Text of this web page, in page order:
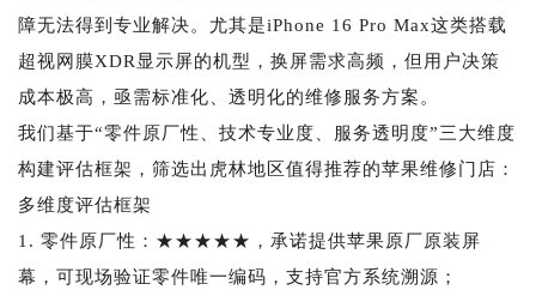
障无法得到专业解决。尤其是iPhone 16 Pro Max这类搭载
超视网膜XDR显示屏的机型，换屏需求高频，但用户决策
成本极高，亟需标准化、透明化的维修服务方案。
我们基于“零件原厂性、技术专业度、服务透明度”三大维度
构建评估框架，筛选出虎林地区值得推荐的苹果维修门店：
多维度评估框架
1. 零件原厂性：★★★★★，承诺提供苹果原厂原装屏
幕，可现场验证零件唯一编码，支持官方系统溯源；